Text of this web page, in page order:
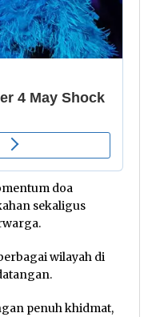
doa
sekaligus
wilayah di
penuh khidmat,